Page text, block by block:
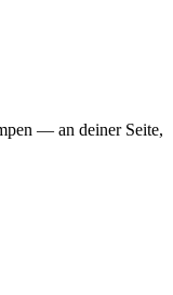
— an deiner Seite,